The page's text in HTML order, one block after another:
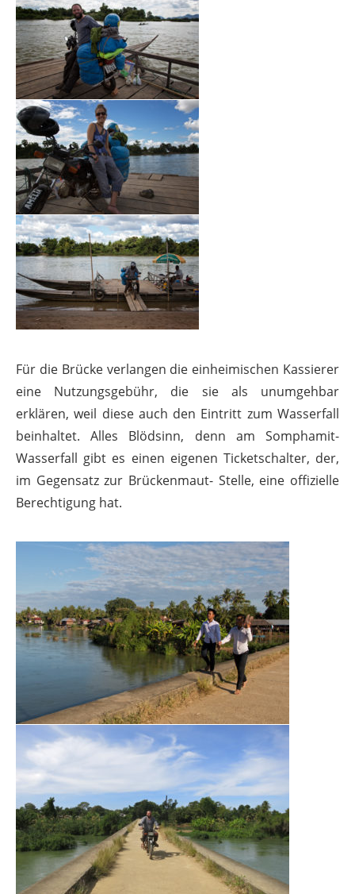
Für die Brücke verlangen die einheimischen Kassierer
eine Nutzungsgebühr, die sie als unumgehbar
erklären, weil diese auch den Eintritt zum Wasserfall
beinhaltet. Alles Blödsinn, denn am Somphamit-
Wasserfall gibt es einen eigenen Ticketschalter, der,
im Gegensatz zur Brückenmaut- Stelle, eine offizielle
Berechtigung hat.